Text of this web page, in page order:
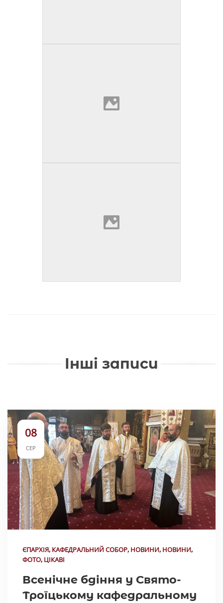
Інші записи
08
СЕР
ЄПАРХІЯ, КАФЕДРАЛЬНИЙ СОБОР, НОВИНИ, НОВИНИ,
ФОТО, ЦІКАВІ
Всенічне бдіння у Свято-
Троїцькому кафедральному